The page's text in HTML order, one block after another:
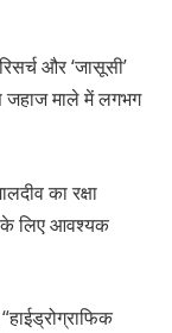
और ‘जासूसी’
जहाज माले में लगभग
का रक्षा
के लिए आवश्यक